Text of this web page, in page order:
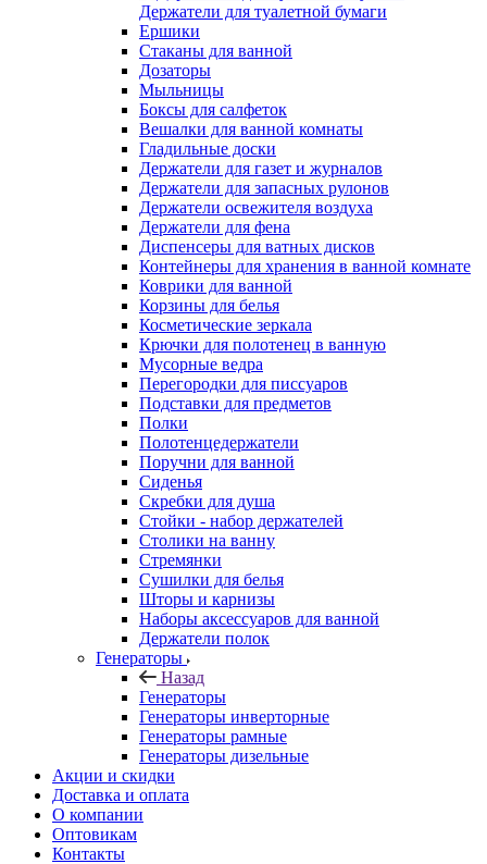
Держатели для туалетной бумаги
Ершики
Стаканы для ванной
Дозаторы
Мыльницы
Боксы для салфеток
Вешалки для ванной комнаты
Гладильные доски
Держатели для газет и журналов
Держатели для запасных рулонов
Держатели освежителя воздуха
Держатели для фена
Диспенсеры для ватных дисков
Контейнеры для хранения в ванной комнате
Коврики для ванной
Корзины для белья
Косметические зеркала
Крючки для полотенец в ванную
Мусорные ведра
Перегородки для писсуаров
Подставки для предметов
Полки
Полотенцедержатели
Поручни для ванной
Сиденья
Скребки для душа
Стойки - набор держателей
Столики на ванну
Стремянки
Сушилки для белья
Шторы и карнизы
Наборы аксессуаров для ванной
Держатели полок
Генераторы
Назад
Генераторы
Генераторы инверторные
Генераторы рамные
Генераторы дизельные
Акции и скидки
Доставка и оплата
О компании
Оптовикам
Контакты